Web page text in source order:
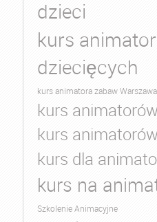
dzieci
kurs
dziecięcych
kurs animatora zabaw Warszawa
kurs animatorów
kurs
kurs dla
kurs na
Szkolenie Animacyjne